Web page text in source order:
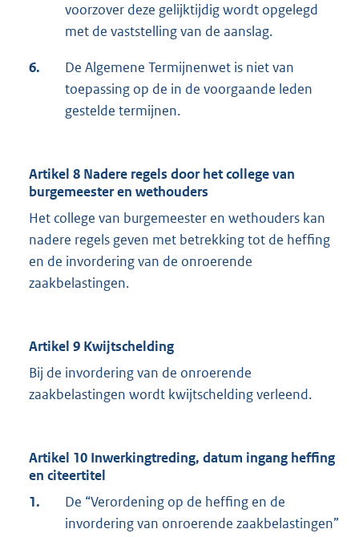
voorzover deze gelijktijdig wordt opgelegd
met de vaststelling van de aanslag.
6.
De Algemene Termijnenwet is niet van
toepassing op de in de voorgaande leden
gestelde termijnen.
Artikel 8 Nadere regels door het college van
burgemeester en wethouders
Het college van burgemeester en wethouders kan
nadere regels geven met betrekking tot de heffing
en de invordering van de onroerende
zaakbelastingen.
Artikel 9 Kwijtschelding
Bij de invordering van de onroerende
zaakbelastingen wordt kwijtschelding verleend.
Artikel 10 Inwerkingtreding, datum ingang heffing
en citeertitel
1.
De “Verordening op de heffing en de
invordering van onroerende zaakbelastingen”